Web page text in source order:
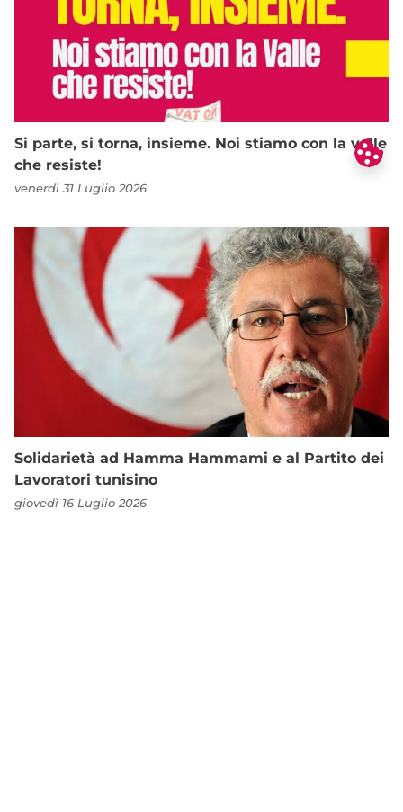
Si parte, si torna, insieme. Noi stiamo con la valle
che resiste!
venerdì 31 Luglio 2026
Solidarietà ad Hamma Hammami e al Partito dei
Lavoratori tunisino
giovedì 16 Luglio 2026